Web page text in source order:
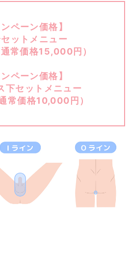
ンペーン価格】
セットメニュー
常価格15,000円）
ンペーン価格】
下セットメニュー
常価格10,000円）